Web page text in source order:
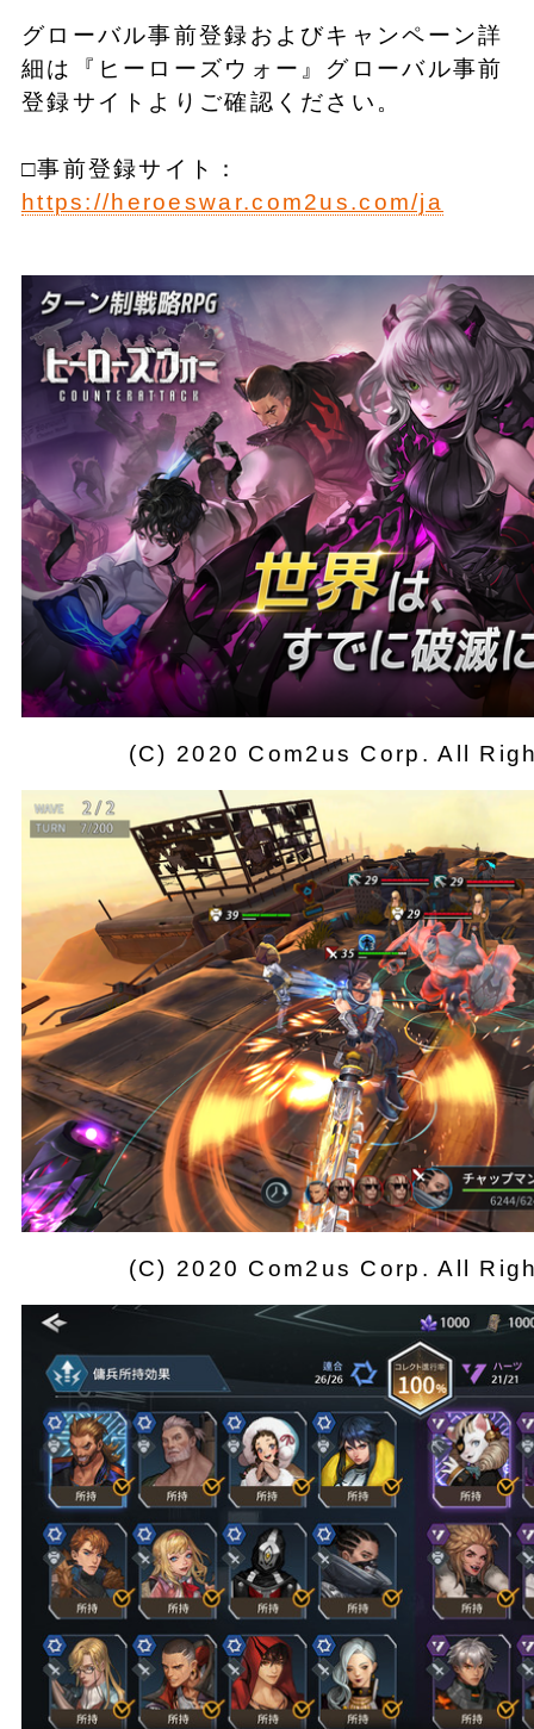
グローバル事前登録およびキャンペーン詳
細は『ヒーローズウォー』グローバル事前
登録サイトよりご確認ください。
□事前登録サイト：
https://heroeswar.com2us.com/ja
(C) 2020 Com2us Corp. All
(C) 2020 Com2us Corp. All